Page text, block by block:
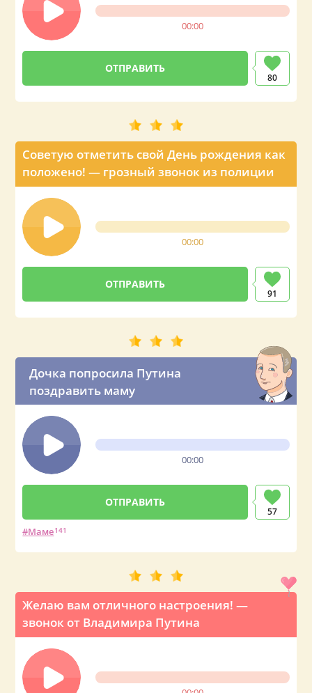
00:00
80
Советую отметить свой День рождения как
положено! — грозный звонок из полиции
00:00
91
Дочка попросила Путина
поздравить маму
00:00
57
Маме141
Желаю вам отличного настроения! —
звонок от Владимира Путина